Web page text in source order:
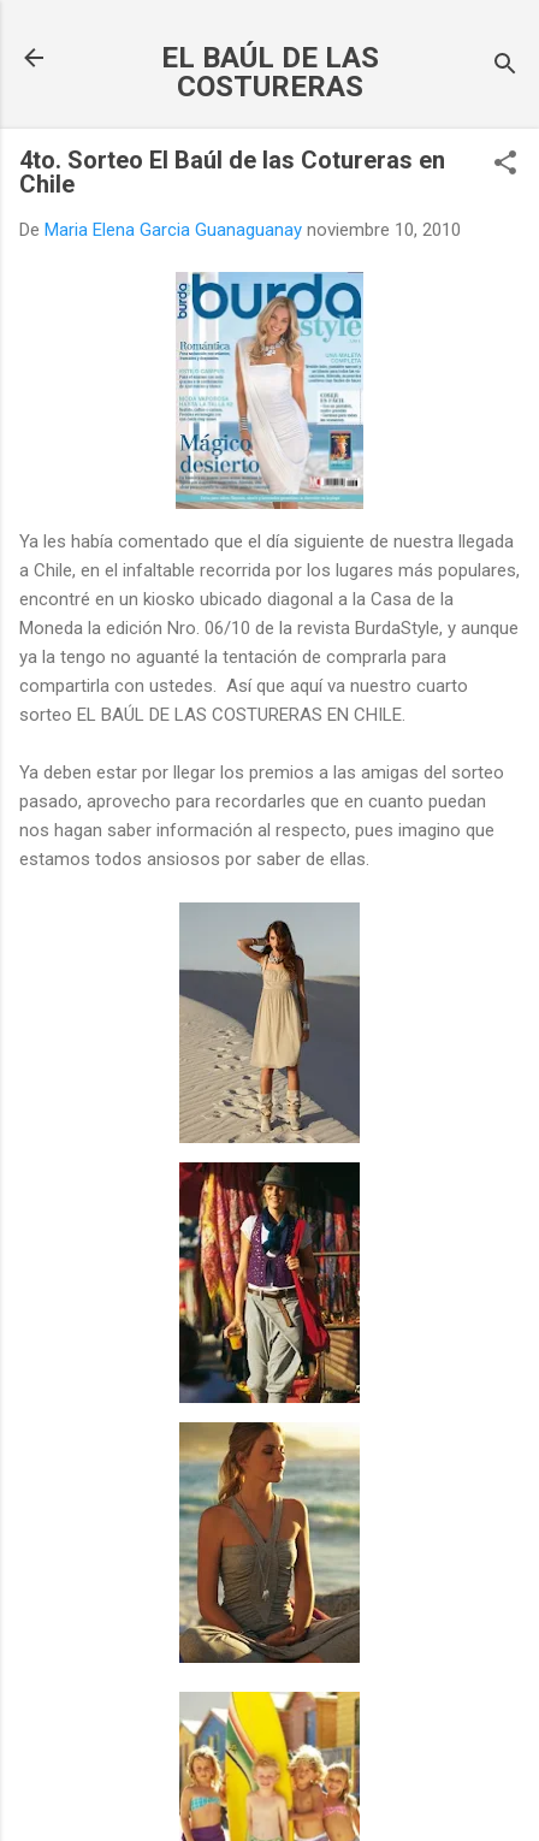
EL BAÚL DE LAS
COSTURERAS
4to. Sorteo El Baúl de las Cotureras en
Chile
De Maria Elena Garcia Guanaguanay noviembre 10, 2010
Ya les había comentado que el día siguiente de nuestra llegada
a Chile, en el infaltable recorrida por los lugares más populares,
encontré en un kiosko ubicado diagonal a la Casa de la
Moneda la edición Nro. 06/10 de la revista BurdaStyle, y aunque
ya la tengo no aguanté la tentación de comprarla para
compartirla con ustedes. Así que aquí va nuestro cuarto
sorteo EL BAÚL DE LAS COSTURERAS EN CHILE.
Ya deben estar por llegar los premios a las amigas del sorteo
pasado, aprovecho para recordarles que en cuanto puedan
nos hagan saber información al respecto, pues imagino que
estamos todos ansiosos por saber de ellas.